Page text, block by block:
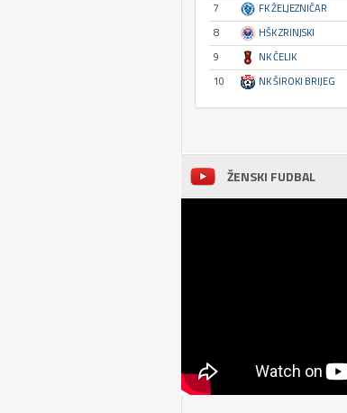
7
FK ŽELJEZNIČAR
8
HŠK ZRINJSKI
9
NK ČELIK
10
NK ŠIROKI BRIJEG
ŽENSKI FUDBAL